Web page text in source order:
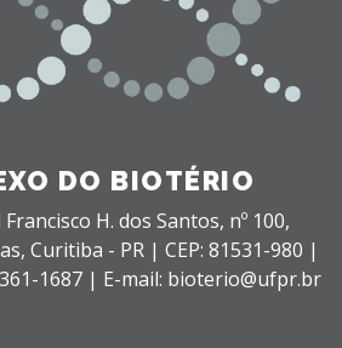
DO BIOTÉRIO
H. dos Santos, nº 100,
Curitiba - PR | CEP: 81531-980 |
1687 | E-mail: bioterio@ufpr.br